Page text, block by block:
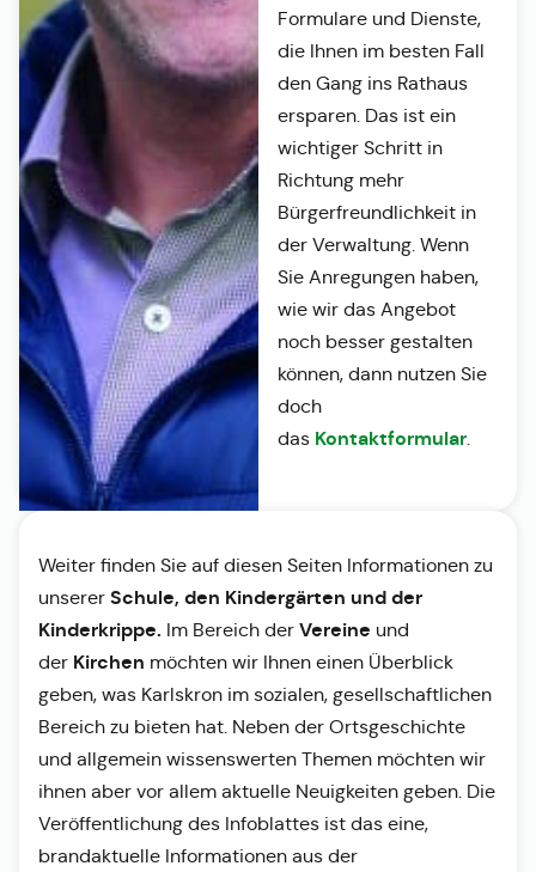
Formulare und Dienste,
die Ihnen im besten Fall
den Gang ins Rathaus
ersparen. Das ist ein
wichtiger Schritt in
Richtung mehr
Bürgerfreundlichkeit in
der Verwaltung. Wenn
Sie Anregungen haben,
wie wir das Angebot
noch besser gestalten
können, dann nutzen Sie
doch
das Kontaktformular.
Weiter finden Sie auf diesen Seiten Informationen zu
unserer Schule, den Kindergärten und der
Kinderkrippe. Im Bereich der Vereine und
der Kirchen möchten wir Ihnen einen Überblick
geben, was Karlskron im sozialen, gesellschaftlichen
Bereich zu bieten hat. Neben der Ortsgeschichte
und allgemein wissenswerten Themen möchten wir
ihnen aber vor allem aktuelle Neuigkeiten geben. Die
Veröffentlichung des Infoblattes ist das eine,
brandaktuelle Informationen aus der